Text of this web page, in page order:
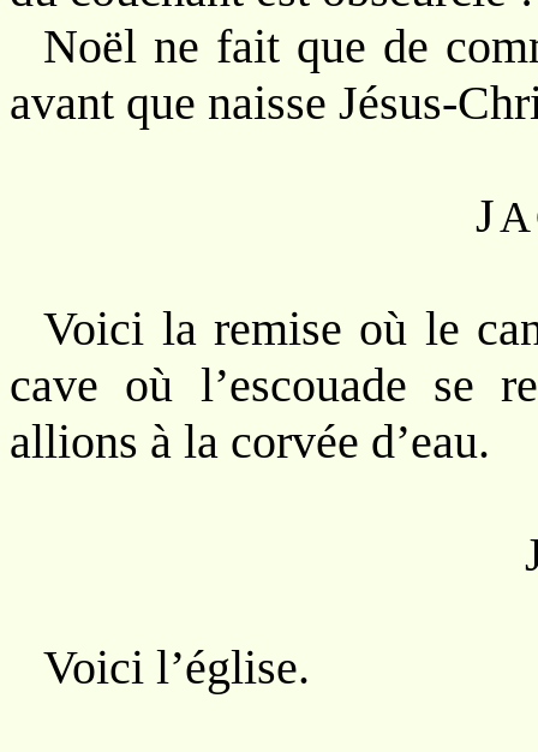
Noël ne fait que de
avant que naisse Jésus-
J
Voici la remise où le
cave où l’escouade se
allions à la corvée d’eau.
Voici l’église.